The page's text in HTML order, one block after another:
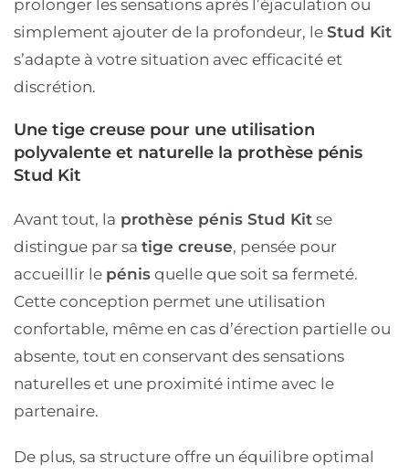
prolonger les sensations après l’éjaculation ou
simplement ajouter de la profondeur, le Stud Kit
s’adapte à votre situation avec efficacité et
discrétion.
Une tige creuse pour une utilisation
polyvalente et naturelle la prothèse pénis
Stud Kit
Avant tout, la prothèse pénis Stud Kit se
distingue par sa tige creuse, pensée pour
accueillir le pénis quelle que soit sa fermeté.
Cette conception permet une utilisation
confortable, même en cas d’érection partielle ou
absente, tout en conservant des sensations
naturelles et une proximité intime avec le
partenaire.
De plus, sa structure offre un équilibre optimal